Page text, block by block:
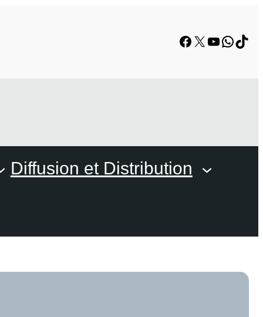
Facebook
X YouTube
Diffusion et Distribution